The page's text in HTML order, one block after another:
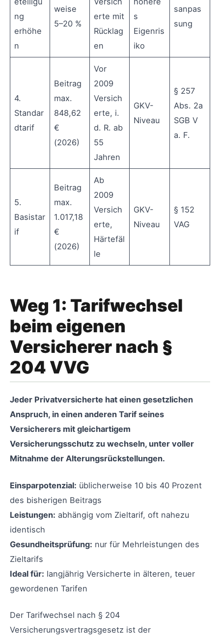
ng
erhöhe
n
weise
5–20 %
erte mit
Rücklag
en
s
Eigenris
iko
sanpas
sung
4.
Standar
dtarif
Beitrag
max.
848,62
€
(2026)
Vor
2009
Versich
erte, i.
d. R. ab
55
Jahren
GKV-
Niveau
§ 257
Abs. 2a
SGB V
a. F.
5.
Basistar
if
Beitrag
max.
1.017,18
€
(2026)
Ab
2009
Versich
erte,
Härtefäl
le
GKV-
Niveau
§ 152
VAG
Weg 1: Tarifwechsel
beim eigenen
Versicherer nach §
204 VVG
Jeder Privatversicherte hat einen gesetzlichen
Anspruch, in einen anderen Tarif seines
Versicherers mit gleichartigem
Versicherungsschutz zu wechseln, unter voller
Mitnahme der Alterungsrückstellungen.
Einsparpotenzial: üblicherweise 10 bis 40 Prozent
des bisherigen Beitrags
Leistungen: abhängig vom Zieltarif, oft nahezu
identisch
Gesundheitsprüfung: nur für Mehrleistungen des
Zieltarifs
Ideal für: langjährig Versicherte in älteren, teuer
gewordenen Tarifen
Der Tarifwechsel nach § 204
Versicherungsvertragsgesetz ist der